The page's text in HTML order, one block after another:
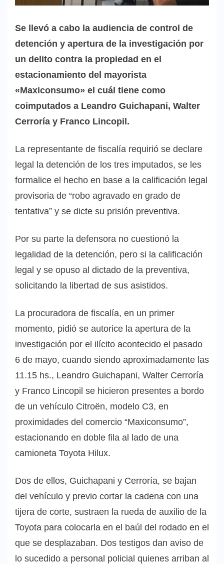
Se llevó a cabo la audiencia de control de
detención y apertura de la investigación por
un delito contra la propiedad en el
estacionamiento del mayorista
«Maxiconsumo» el cuál tiene como
coimputados a Leandro Guichapani, Walter
Cerroría y Franco Lincopil.
La representante de fiscalía requirió se declare
legal la detención de los tres imputados, se les
formalice el hecho en base a la calificación legal
provisoria de “robo agravado en grado de
tentativa” y se dicte su prisión preventiva.
Por su parte la defensora no cuestionó la
legalidad de la detención, pero si la calificación
legal y se opuso al dictado de la preventiva,
solicitando la libertad de sus asistidos.
La procuradora de fiscalía, en un primer
momento, pidió se autorice la apertura de la
investigación por el ilícito acontecido el pasado
6 de mayo, cuando siendo aproximadamente las
11.15 hs., Leandro Guichapani, Walter Cerroría
y Franco Lincopil se hicieron presentes a bordo
de un vehículo Citroën, modelo C3, en
proximidades del comercio “Maxiconsumo”,
estacionando en doble fila al lado de una
camioneta Toyota Hilux.
Dos de ellos, Guichapani y Cerroría, se bajan
del vehículo y previo cortar la cadena con una
tijera de corte, sustraen la rueda de auxilio de la
Toyota para colocarla en el baúl del rodado en el
que se desplazaban. Dos testigos dan aviso de
lo sucedido a personal policial quienes arriban al